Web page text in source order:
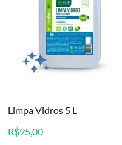
Limpa Vidros 5 L
R$95,00